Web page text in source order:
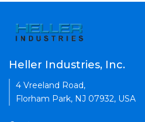
Heller Industries, Inc.
4 Vreeland Road,
Florham Park, NJ 07932, USA